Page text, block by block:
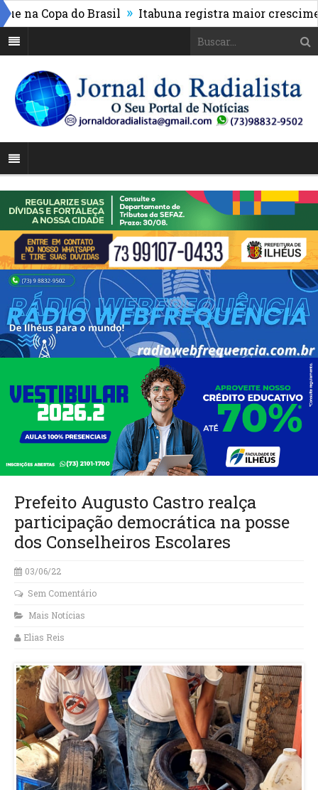
Copa do Brasil » Itabuna registra maior crescimento
Prefeito Augusto Castro realça
participação democrática na posse
dos Conselheiros Escolares
03/06/22
Sem Comentário
Mais Notícias
Elias Reis